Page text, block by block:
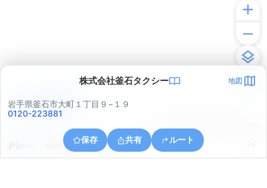
株式会社釜石タクシー 地図
岩手県釜石市大町１丁目９−１９
0120-223881
保存 共有 ルート
住所の取得に失敗しました
アプリで見る